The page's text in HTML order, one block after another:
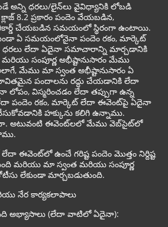
అన్ని ధరలు/లైన్‌లు వైవిధ్యానికి లోబడి
8.2 ప్రకారం పందెం వేయబడిన,
చేయబడిన సమయంలో స్థిరంగా ఉంటాయి.
ఏ సమయంలోనైనా పందెం రకం, మార్కెట్
లేదా ఏదైనా సమాచారాన్ని మార్చడానికి
సంపూర్ణ అభీష్టానుసారం మేము
మేము మా స్వంత అభీష్టానుసారం ఏ
పందాలను రద్దు చేయడానికి లేదా
విస్మరించడం లేదా తప్పుగా ఉన్న
పందెం రకం, మార్కెట్ లేదా ఈవెంట్‌పై ఏదైనా
హక్కును కలిగి ఉన్నాము.
అటువంటి ఈవెంట్‌లలో మేము వెబ్‌సైట్‌లో
ఈవెంట్‌లో ఉంచే గరిష్ట పందెం మొత్తం నిర్దిష్ట
మరియు మా స్వంత మరియు సంపూర్ణ
లేకుండా మార్చబడుతుంది.
నేర కార్యకలాపాలు
అభ్యాసాలు (లేదా వాటిలో ఏదైనా):